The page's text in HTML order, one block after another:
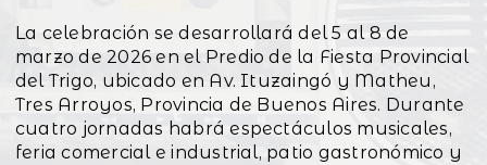
La celebración se desarrollará del 5 al 8 de
marzo de 2026 en el Predio de la Fiesta Provincial
del Trigo, ubicado en Av. Ituzaingó y Matheu,
Tres Arroyos, Provincia de Buenos Aires. Durante
cuatro jornadas habrá espectáculos musicales,
feria comercial e industrial, patio gastronómico y